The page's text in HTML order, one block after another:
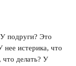
подруги? Это
истерика, что
что делать? У